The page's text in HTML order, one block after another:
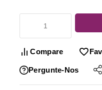
Compare
Pergunte-Nos